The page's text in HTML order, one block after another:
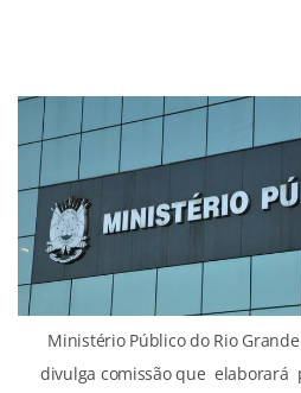
Ministério Público do Rio Grande
divulga comissão que elaborará